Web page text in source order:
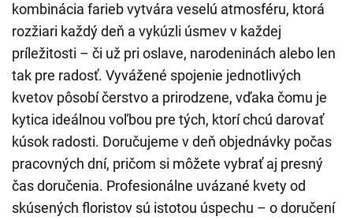
kombinácia farieb vytvára veselú atmosféru, ktorá
rozžiari každý deň a vykúzli úsmev v každej
príležitosti – či už pri oslave, narodeninách alebo len
tak pre radosť. Vyvážené spojenie jednotlivých
kvetov pôsobí čerstvo a prirodzene, vďaka čomu je
kytica ideálnou voľbou pre tých, ktorí chcú darovať
kúsok radosti. Doručujeme v deň objednávky počas
pracovných dní, pričom si môžete vybrať aj presný
čas doručenia. Profesionálne uvázané kvety od
skúsených floristov sú istotou úspechu – o doručení